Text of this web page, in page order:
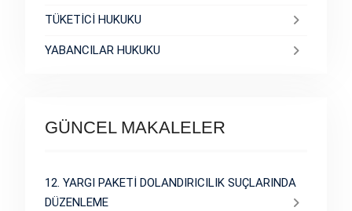
TÜKETİCİ HUKUKU
YABANCILAR HUKUKU
GÜNCEL MAKALELER
12. YARGI PAKETİ DOLANDIRICILIK SUÇLARINDA
DÜZENLEME